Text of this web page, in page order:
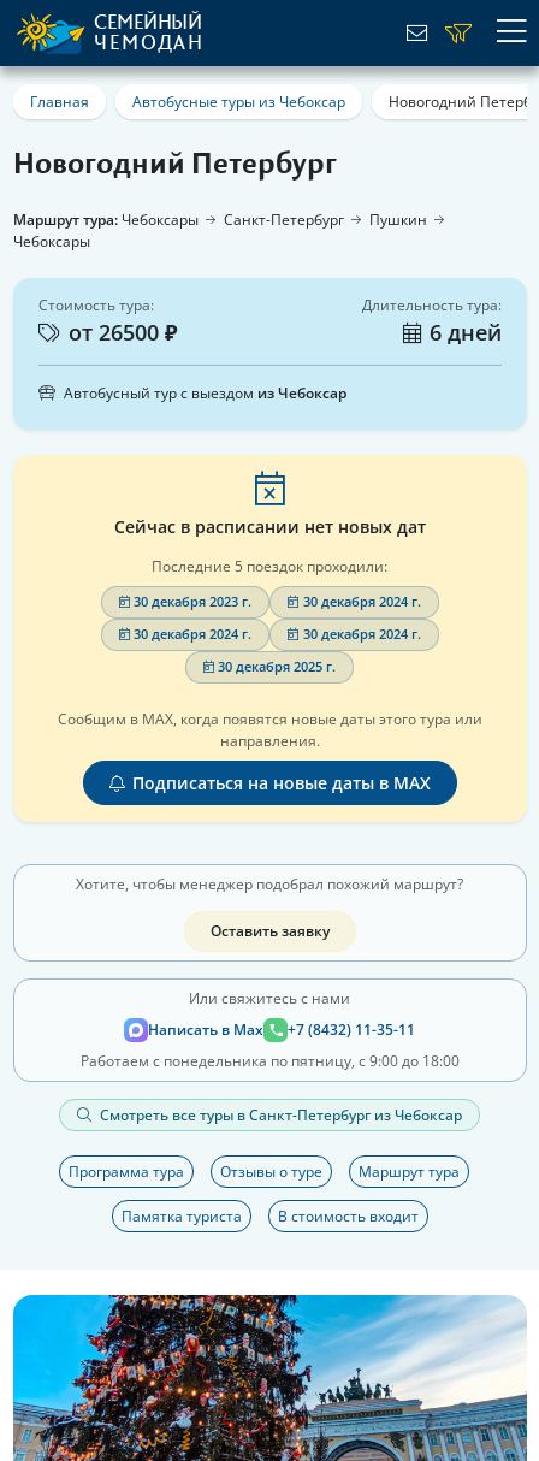
СЕМЕЙНЫЙ
ЧЕМОДАН
Главная Автобусные туры из Чебоксар Новогодний
Новогодний Петербург
Маршрут тура: Чебоксары Санкт-Петербург
Пушкин
Чебоксары
Сейчас в расписании нет новых дат
Последние 5 поездок проходили:
30 декабря 2023 г.
30 декабря 2024 г.
30 декабря 2024 г.
30 декабря 2024 г.
30 декабря 2025 г.
Сообщим в MAX, когда появятся новые даты этого тура или
направления.
Подписаться на новые даты в MAX
Хотите, чтобы менеджер подобрал похожий маршрут?
Оставить заявку
Или свяжитесь с нами
Написать в Max
+7 (8432) 11-35-11
Работаем с понедельника по пятницу, с 9:00 до 18:00
Смотреть все туры в Санкт-Петербург из Чебоксар
Программа тура Отзывы о туре Маршрут тура
Памятка туриста В стоимость входит
Стоимость тура:
от 26500 ₽
Длительность тура:
6 дней
Автобусный тур с выездом из Чебоксар